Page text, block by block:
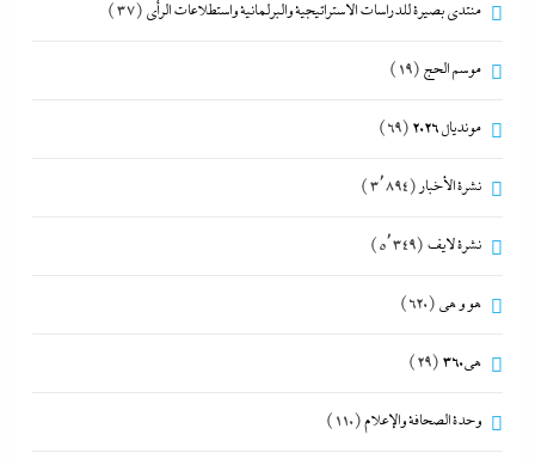
منتدى بصيرة للدراسات الاستراتيجية والبرلمانية واستطلاعات الرأى (37)
موسم الحج (19)
مونديال 2026 (69)
نشرة الأخبار (3٬894)
نشرة لايف (5٬349)
هو و هي (620)
هى360 (29)
وحدة الصحافة والإعلام(110)